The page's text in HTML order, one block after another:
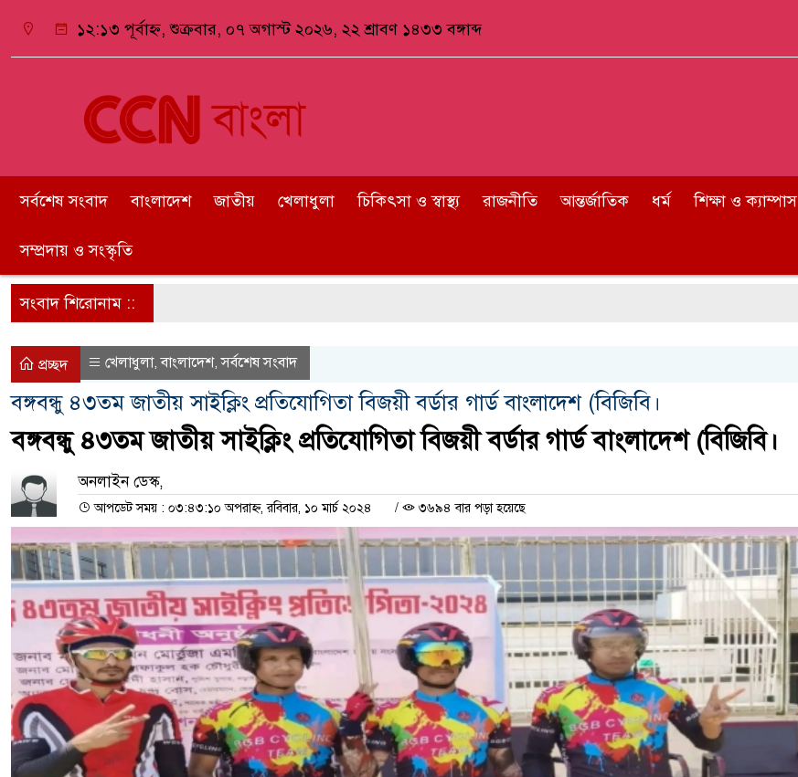
১২:১৩ পূর্বাহ্ন, শুক্রবার, ০৭ অগাস্ট ২০২৬, ২২ শ্রাবণ ১৪৩৩ বঙ্গাব্দ
সর্বশেষ সংবাদ বাংলাদেশ জাতীয় খেলাধুলা চিকিৎসা ও স্বাস্থ্য রাজনীতি আন্তর্জাতিক ধর্ম শিক্ষা ও ক্যাম্পাস
সম্প্রদায় ও সংস্কৃতি
সংবাদ শিরোনাম ::
প্রচ্ছদ খেলাধুলা,বাংলাদেশ,সর্বশেষ সংবাদ
বঙ্গবন্ধু ৪৩তম জাতীয় সাইক্লিং প্রতিযোগিতা বিজয়ী বর্ডার গার্ড বাংলাদেশ (বিজিবি।
বঙ্গবন্ধু ৪৩তম জাতীয় সাইক্লিং প্রতিযোগিতা বিজয়ী বর্ডার গার্ড বাংলাদেশ (বিজিবি।
অনলাইন ডেস্ক,
আপডেট সময় : ০৩:৪৩:১০ অপরাহ্ন, রবিবার, ১০ মার্চ ২০২৪ / ৩৬৯৪ বার পড়া হয়েছে